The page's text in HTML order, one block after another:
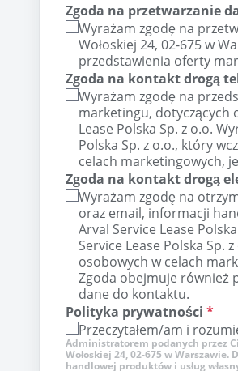
Zgoda na przetwarzanie
Wyrażam zgodę na
Wołoskiej 24, 02-675 w
przedstawienia oferty
Zgoda na kontakt drogą
Wyrażam zgodę na
marketingu, dotyczących
Lease Polska Sp. z o.o.
Polska Sp. z o.o., który
celach marketingowych,
Zgoda na kontakt drogą
Wyrażam zgodę na
oraz email, informacji
Arval Service Lease
Service Lease Polska Sp.
osobowych w celach
Zgoda obejmuje również
dane do kontaktu.
Polityka prywatności *
Przeczytałem/am i
Administratorem podanych przez
Wołoskiej 24, 02-675 w
handlowej produktów i usług